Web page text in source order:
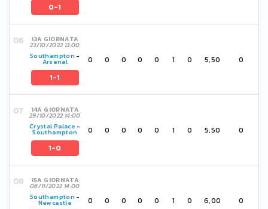
0-1
13A GIORNATA
23/10/2022 13:00
Southampton-
Arsenal
1-1
0 0 0 0 0 1 0 5,50 0
14A GIORNATA
29/10/2022 14:00
Crystal Palace -
Southampton
1-0
0 0 0 0 0 1 0 5,50 0
15A GIORNATA
06/11/2022 14:00
Southampton-
Newcastle 0 0 0 0 0 1 0 6,00 0